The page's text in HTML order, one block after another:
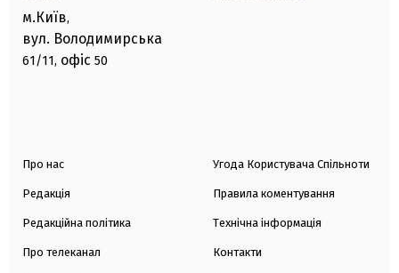
м.Київ,
вул. Володимирська
61/11, офіс 50
Про нас
Редакція
Редакційна політика
Про телеканал
Угода Користувача Спільноти
Правила коментування
Технічна інформація
Контакти